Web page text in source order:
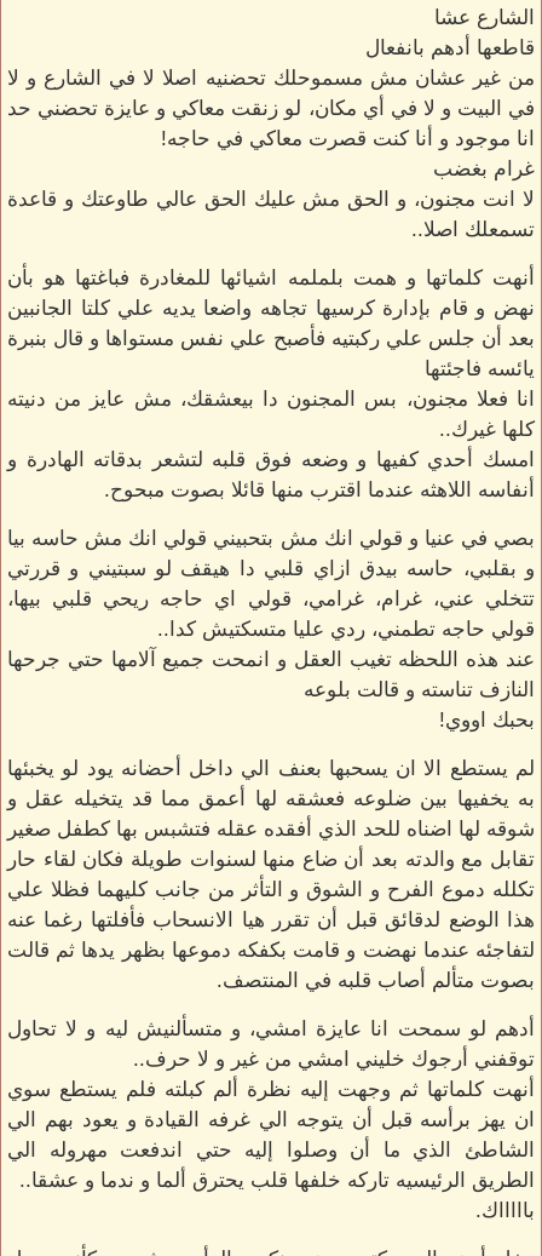
الشارع عشا
قاطعها أدهم بانفعال
من غير عشان مش مسموحلك تحضنيه اصلا لا في الشارع و لا
في البيت و لا في أي مكان، لو زنقت معاكي و عايزة تحضني حد
انا موجود و أنا كنت قصرت معاكي في حاجه!
غرام بغضب
لا انت مجنون، و الحق مش عليك الحق عالي طاوعتك و قاعدة
تسمعلك اصلا..
أنهت كلماتها و همت بلملمه اشيائها للمغادرة فباغتها هو بأن
نهض و قام بإدارة كرسيها تجاهه واضعا يديه علي كلتا الجانبين
بعد أن جلس علي ركبتيه فأصبح علي نفس مستواها و قال بنبرة
يائسه فاجئتها
انا فعلا مجنون، بس المجنون دا بيعشقك، مش عايز من دنيته
كلها غيرك..
امسك أحدي كفيها و وضعه فوق قلبه لتشعر بدقاته الهادرة و
أنفاسه اللاهثه عندما اقترب منها قائلا بصوت مبحوح.
بصي في عنيا و قولي انك مش بتحبيني قولي انك مش حاسه بيا
و بقلبي، حاسه بيدق ازاي قلبي دا هيقف لو سبتيني و قررتي
تتخلي عني، غرام، غرامي، قولي اي حاجه ريحي قلبي بيها،
قولي حاجه تطمني، ردي عليا متسكتيش كدا..
عند هذه اللحظه تغيب العقل و انمحت جميع آلامها حتي جرحها
النازف تناسته و قالت بلوعه
بحبك اووي!
لم يستطع الا ان يسحبها بعنف الي داخل أحضانه يود لو يخبئها
به يخفيها بين ضلوعه فعشقه لها أعمق مما قد يتخيله عقل و
شوقه لها اضناه للحد الذي أفقده عقله فتشبس بها كطفل صغير
تقابل مع والدته بعد أن ضاع منها لسنوات طويلة فكان لقاء حار
تكلله دموع الفرح و الشوق و التأثر من جانب كليهما فظلا علي
هذا الوضع لدقائق قبل أن تقرر هيا الانسحاب فأفلتها رغما عنه
لتفاجئه عندما نهضت و قامت بكفكه دموعها بظهر يدها ثم قالت
بصوت متألم أصاب قلبه في المنتصف.
أدهم لو سمحت انا عايزة امشي، و متسألنيش ليه و لا تحاول
توقفني أرجوك خليني امشي من غير و لا حرف..
أنهت كلماتها ثم وجهت إليه نظرة ألم كبلته فلم يستطع سوي
ان يهز برأسه قبل أن يتوجه الي غرفه القيادة و يعود بهم الي
الشاطئ الذي ما أن وصلوا إليه حتي اندفعت مهروله الي
الطريق الرئيسيه تاركه خلفها قلب يحترق ألما و ندما و عشقا..
باااااك.